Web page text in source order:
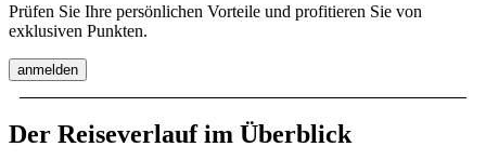
Prüfen Sie Ihre persönlichen Vorteile und profitieren Sie von
exklusiven Punkten.
anmelden
Der Reiseverlauf im Überblick